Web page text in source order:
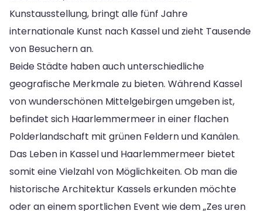
Kunstausstellung, bringt alle fünf Jahre
internationale Kunst nach Kassel und zieht Tausende
von Besuchern an.
Beide Städte haben auch unterschiedliche
geografische Merkmale zu bieten. Während Kassel
von wunderschönen Mittelgebirgen umgeben ist,
befindet sich Haarlemmermeer in einer flachen
Polderlandschaft mit grünen Feldern und Kanälen.
Das Leben in Kassel und Haarlemmermeer bietet
somit eine Vielzahl von Möglichkeiten. Ob man die
historische Architektur Kassels erkunden möchte
oder an einem sportlichen Event wie dem „Zes uren